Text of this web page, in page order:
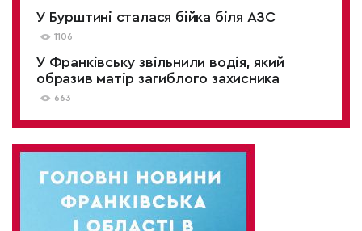
У Бурштині сталася бійка біля АЗС
1106
У Франківську звільнили водія, який
образив матір загиблого захисника
663